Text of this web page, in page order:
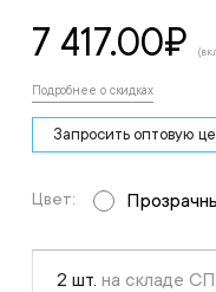
7 417.00₽
Подробнее о скидках
Запросить оптовую
Цвет:
2 шт. на складе